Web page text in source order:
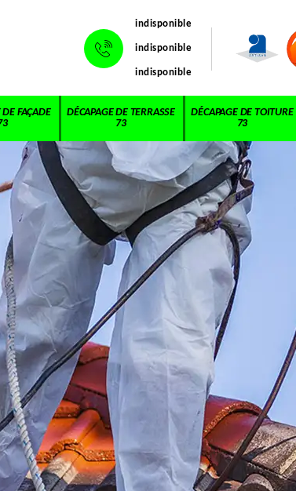
indisponible
indisponible
indisponible
DE FAÇADE
DÉCAPAGE DE TERRASSE
73
DÉCAPAGE DE TOITURE
73